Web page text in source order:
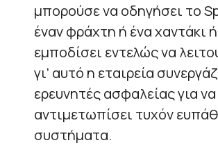
μπορούσε να οδηγήσει το
έναν φράχτη ή ένα χαντάκι
εμποδίσει εντελώς να
γι’ αυτό η εταιρεία
ερευνητές ασφαλείας για να
αντιμετωπίσει τυχόν
συστήματα.